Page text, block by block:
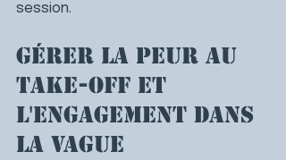
session.
Gérer la peur au
take-off et
l'engagement dans
la vague